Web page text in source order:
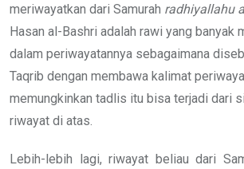
meriwayatkan dari Samurah radhiyallahu
Hasan al-Bashri adalah rawi yang banyak
dalam periwayatannya sebagaimana
Taqrib dengan membawa kalimat
memungkinkan tadlis itu bisa terjadi dari
riwayat di atas.
Lebih-lebih lagi, riwayat beliau dari